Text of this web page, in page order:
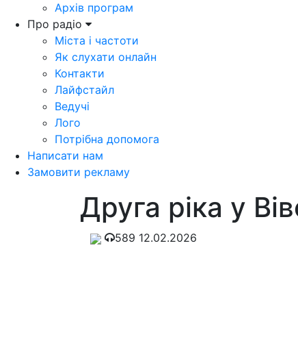
Архів програм
Про радіо
Міста і частоти
Як слухати онлайн
Контакти
Лайфстайл
Ведучі
Лого
Потрібна допомога
Написати нам
Замовити рекламу
Друга ріка у
589 12.02.2026